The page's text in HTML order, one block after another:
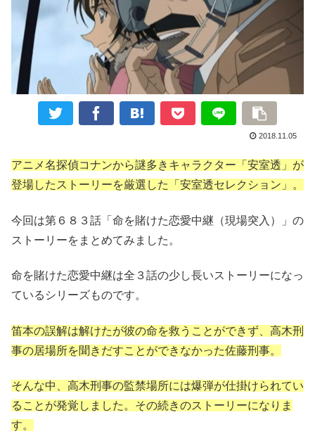
2018.11.05
アニメ名探偵コナンから謎多きキャラクター「安室透」が
登場したストーリーを厳選した「安室透セレクション」。
今回は第６８３話「命を賭けた恋愛中継（現場突入）」の
ストーリーをまとめてみました。
命を賭けた恋愛中継は全３話の少し長いストーリーになっ
ているシリーズものです。
笛本の誤解は解けたが彼の命を救うことができず、高木刑
事の居場所を聞きだすことができなかった佐藤刑事。
そんな中、高木刑事の監禁場所には爆弾が仕掛けられてい
ることが発覚しました。その続きのストーリーになりま
す。